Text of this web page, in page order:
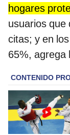
hogares
usuarios que
citas; y en
65%, agrega